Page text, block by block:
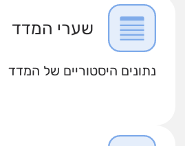
שערי המדד
נתונים היסטוריים של המדד